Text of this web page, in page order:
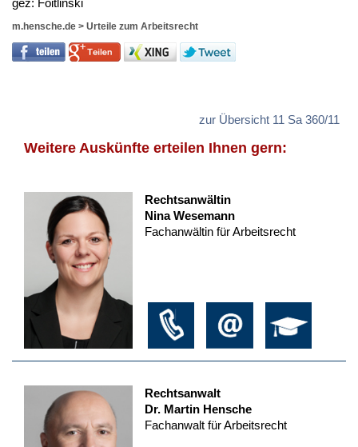
gez: Foit­lin­ski
m.hensche.de > Urteile zum Arbeitsrecht
zur Übersicht 11 Sa 360/11
Weitere Auskünfte erteilen Ihnen gern:
Rechtsanwältin
Nina Wesemann
Fachanwältin für Arbeitsrecht
Rechtsanwalt
Dr. Martin Hensche
Fachanwalt für Arbeitsrecht